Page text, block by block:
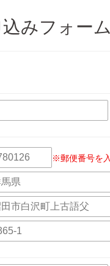
みフォーム
※郵便番号を